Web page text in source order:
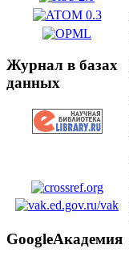
Журнал в базах
данных
GoogleАкадемия